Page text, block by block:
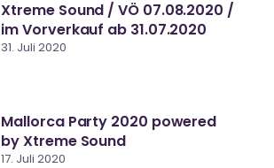
Xtreme Sound / VÖ 07.08.2020 /
im Vorverkauf ab 31.07.2020
31. Juli 2020
Mallorca Party 2020 powered
by Xtreme Sound
17. Juli 2020